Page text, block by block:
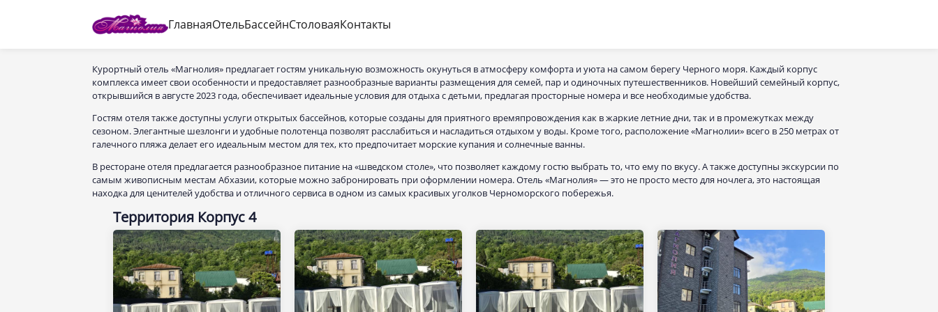
ГлавнаяОтельБассейнСтоловаяКонтакты
Курортный отель «Магнолия» предлагает гостям уникальную возможность окунуться в атмосферу комфорта и уюта на самом берегу Черного моря. Каждый корпус
комплекса имеет свои особенности и предоставляет разнообразные варианты размещения для семей, пар и одиночных путешественников. Новейший семейный корпус,
открывшийся в августе 2023 года, обеспечивает идеальные условия для отдыха с детьми, предлагая просторные номера и все необходимые удобства.
Гостям отеля также доступны услуги открытых бассейнов, которые созданы для приятного времяпровождения как в жаркие летние дни, так и в промежутках между
сезоном. Элегантные шезлонги и удобные полотенца позволят расслабиться и насладиться отдыхом у воды. Кроме того, расположение «Магнолии» всего в 250 метрах от
галечного пляжа делает его идеальным местом для тех, кто предпочитает морские купания и солнечные ванны.
В ресторане отеля предлагается разнообразное питание на «шведском столе», что позволяет каждому гостю выбрать то, что ему по вкусу. А также доступны экскурсии по
самым живописным местам Абхазии, которые можно забронировать при оформлении номера. Отель «Магнолия» — это не просто место для ночлега, это настоящая
находка для ценителей удобства и отличного сервиса в одном из самых красивых уголков Черноморского побережья.
Территория Корпус 4